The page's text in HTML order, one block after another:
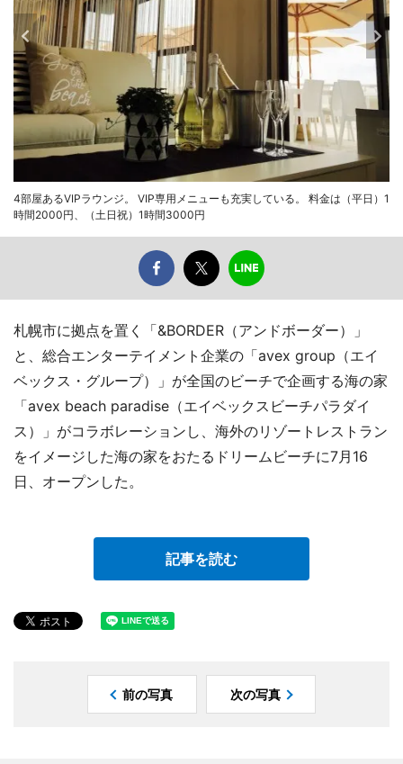
4部屋あるVIPラウンジ。 VIP専用メニューも充実している。 料金は（平日）1
時間2000円、（土日祝）1時間3000円
札幌市に拠点を置く「&BORDER（アンドボーダー）」
と、総合エンターテイメント企業の「avex group（エイ
ベックス・グループ）」が全国のビーチで企画する海の家
「avex beach paradise（エイベックスビーチパラダイ
ス）」がコラボレーションし、海外のリゾートレストラン
をイメージした海の家をおたるドリームビーチに7月16
日、オープンした。
記事を読む
前の写真 次の写真